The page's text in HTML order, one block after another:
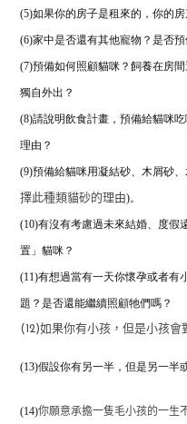
(5)如果你的房子是租來的，你的
(6)家中是否還有其他寵物？是否
(7)預備如何照顧貓咪？飼養在房
獨自外出？
(8)請說明飲食計畫，預備給貓咪
理由？
(9)預備給貓咪用凝結砂、木屑砂
擇此種類貓砂的理由)。
(10)有沒有考慮過未來結婚、度假
置」貓咪？
(11)有想過當有一天你懷孕或者有
題？是否還能繼續照顧牠們嗎？
(12)如果你有小孩，但是小孩會
(13)假設你有另一半，但是另一半
(14)你願意承擔一隻毛小孩的一生